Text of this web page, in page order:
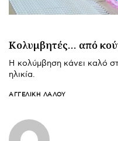
Κολυμβητές… από
Η κολύμβηση κάνει καλό
ηλικία.
ΑΓΓΕΛΙΚΉ ΛΆΛΟΥ